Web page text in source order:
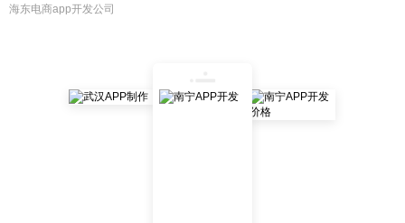
海东电商app开发公司